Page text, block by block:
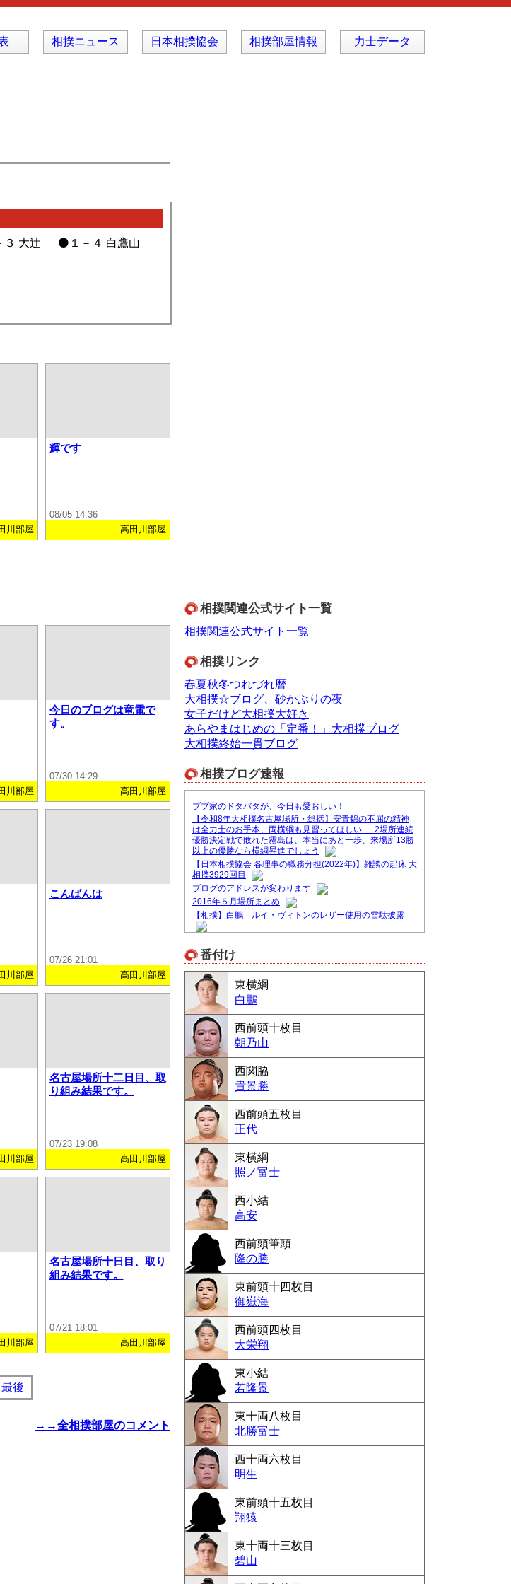
力士データ
相撲部屋情報
日本相撲協会
相撲ニュース
３ 大辻 ⚫️１－４ 白鷹山
川部屋
輝です
08/05 14:36
高田川部屋
川部屋
今日のブログは竜電で
す。
07/30 14:29
高田川部屋
川部屋
こんばんは
07/26 21:01
高田川部屋
川部屋
名古屋場所十二日目、取
り組み結果です。
07/23 19:08
高田川部屋
川部屋
名古屋場所十日目、取り
組み結果です。
07/21 18:01
高田川部屋
最後
→→全相撲部屋のコメント
相撲関連公式サイト一覧
相撲関連公式サイト一覧
相撲リンク
春夏秋冬つれづれ暦
大相撲☆ブログ、砂かぶりの夜
女子だけど大相撲大好き
あらやまはじめの「定番！」大相撲ブログ
大相撲終始一貫ブログ
相撲ブログ速報
ブブ家のドタバタが、今日も愛おしい！
【令和8年大相撲名古屋場所・総括】安青錦の不屈の精神
は全力士のお手本、両横綱も見習ってほしい･･･2場所連続
優勝決定戦で敗れた霧島は、本当にあと一歩、来場所13勝
以上の優勝なら横綱昇進でしょう
【日本相撲協会 各理事の職務分担(2022年)】雑談の起床 大
相撲3929回目
ブログのアドレスが変わります
2016年５月場所まとめ
【相撲】白鵬 ルイ・ヴィトンのレザー使用の雪駄披露
Powered by livedoor 相互RSS
番付け
東横綱
白鵬
西前頭十枚目
朝乃山
西関脇
貴景勝
西前頭五枚目
正代
東横綱
照ノ富士
西小結
高安
西前頭筆頭
隆の勝
東前頭十四枚目
御嶽海
西前頭四枚目
大栄翔
東小結
若隆景
東十両八枚目
北勝富士
西十両六枚目
明生
東前頭十五枚目
翔猿
東十両十三枚目
碧山